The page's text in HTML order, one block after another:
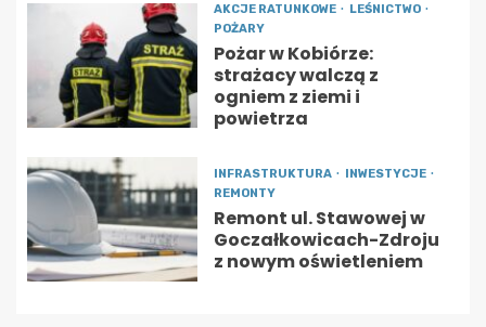
AKCJE RATUNKOWE
LEŚNICTWO
POŻARY
Pożar w Kobiórze:
strażacy walczą z
ogniem z ziemi i
powietrza
INFRASTRUKTURA
INWESTYCJE
REMONTY
Remont ul. Stawowej w
Goczałkowicach-Zdroju
z nowym oświetleniem